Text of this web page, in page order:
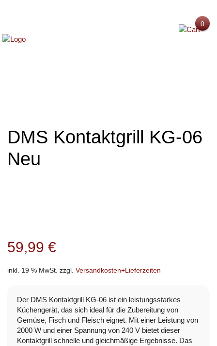
0
DMS Kontaktgrill KG-06
Neu
59,99 €
inkl. 19 % MwSt. zzgl. Versandkosten+Lieferzeiten
Der DMS Kontaktgrill KG-06 ist ein leistungsstarkes
Küchengerät, das sich ideal für die Zubereitung von
Gemüse, Fisch und Fleisch eignet. Mit einer Leistung von
2000 W und einer Spannung von 240 V bietet dieser
Kontaktgrill schnelle und gleichmäßige Ergebnisse. Das